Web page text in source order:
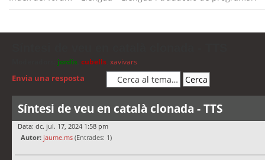
jordis cubells xavivars
Envia una resposta
Síntesi de veu en català clonada - TTS
Data: dc. jul. 17, 2024 1:58 pm
Autor: jaume.ms (Entrades: 1)